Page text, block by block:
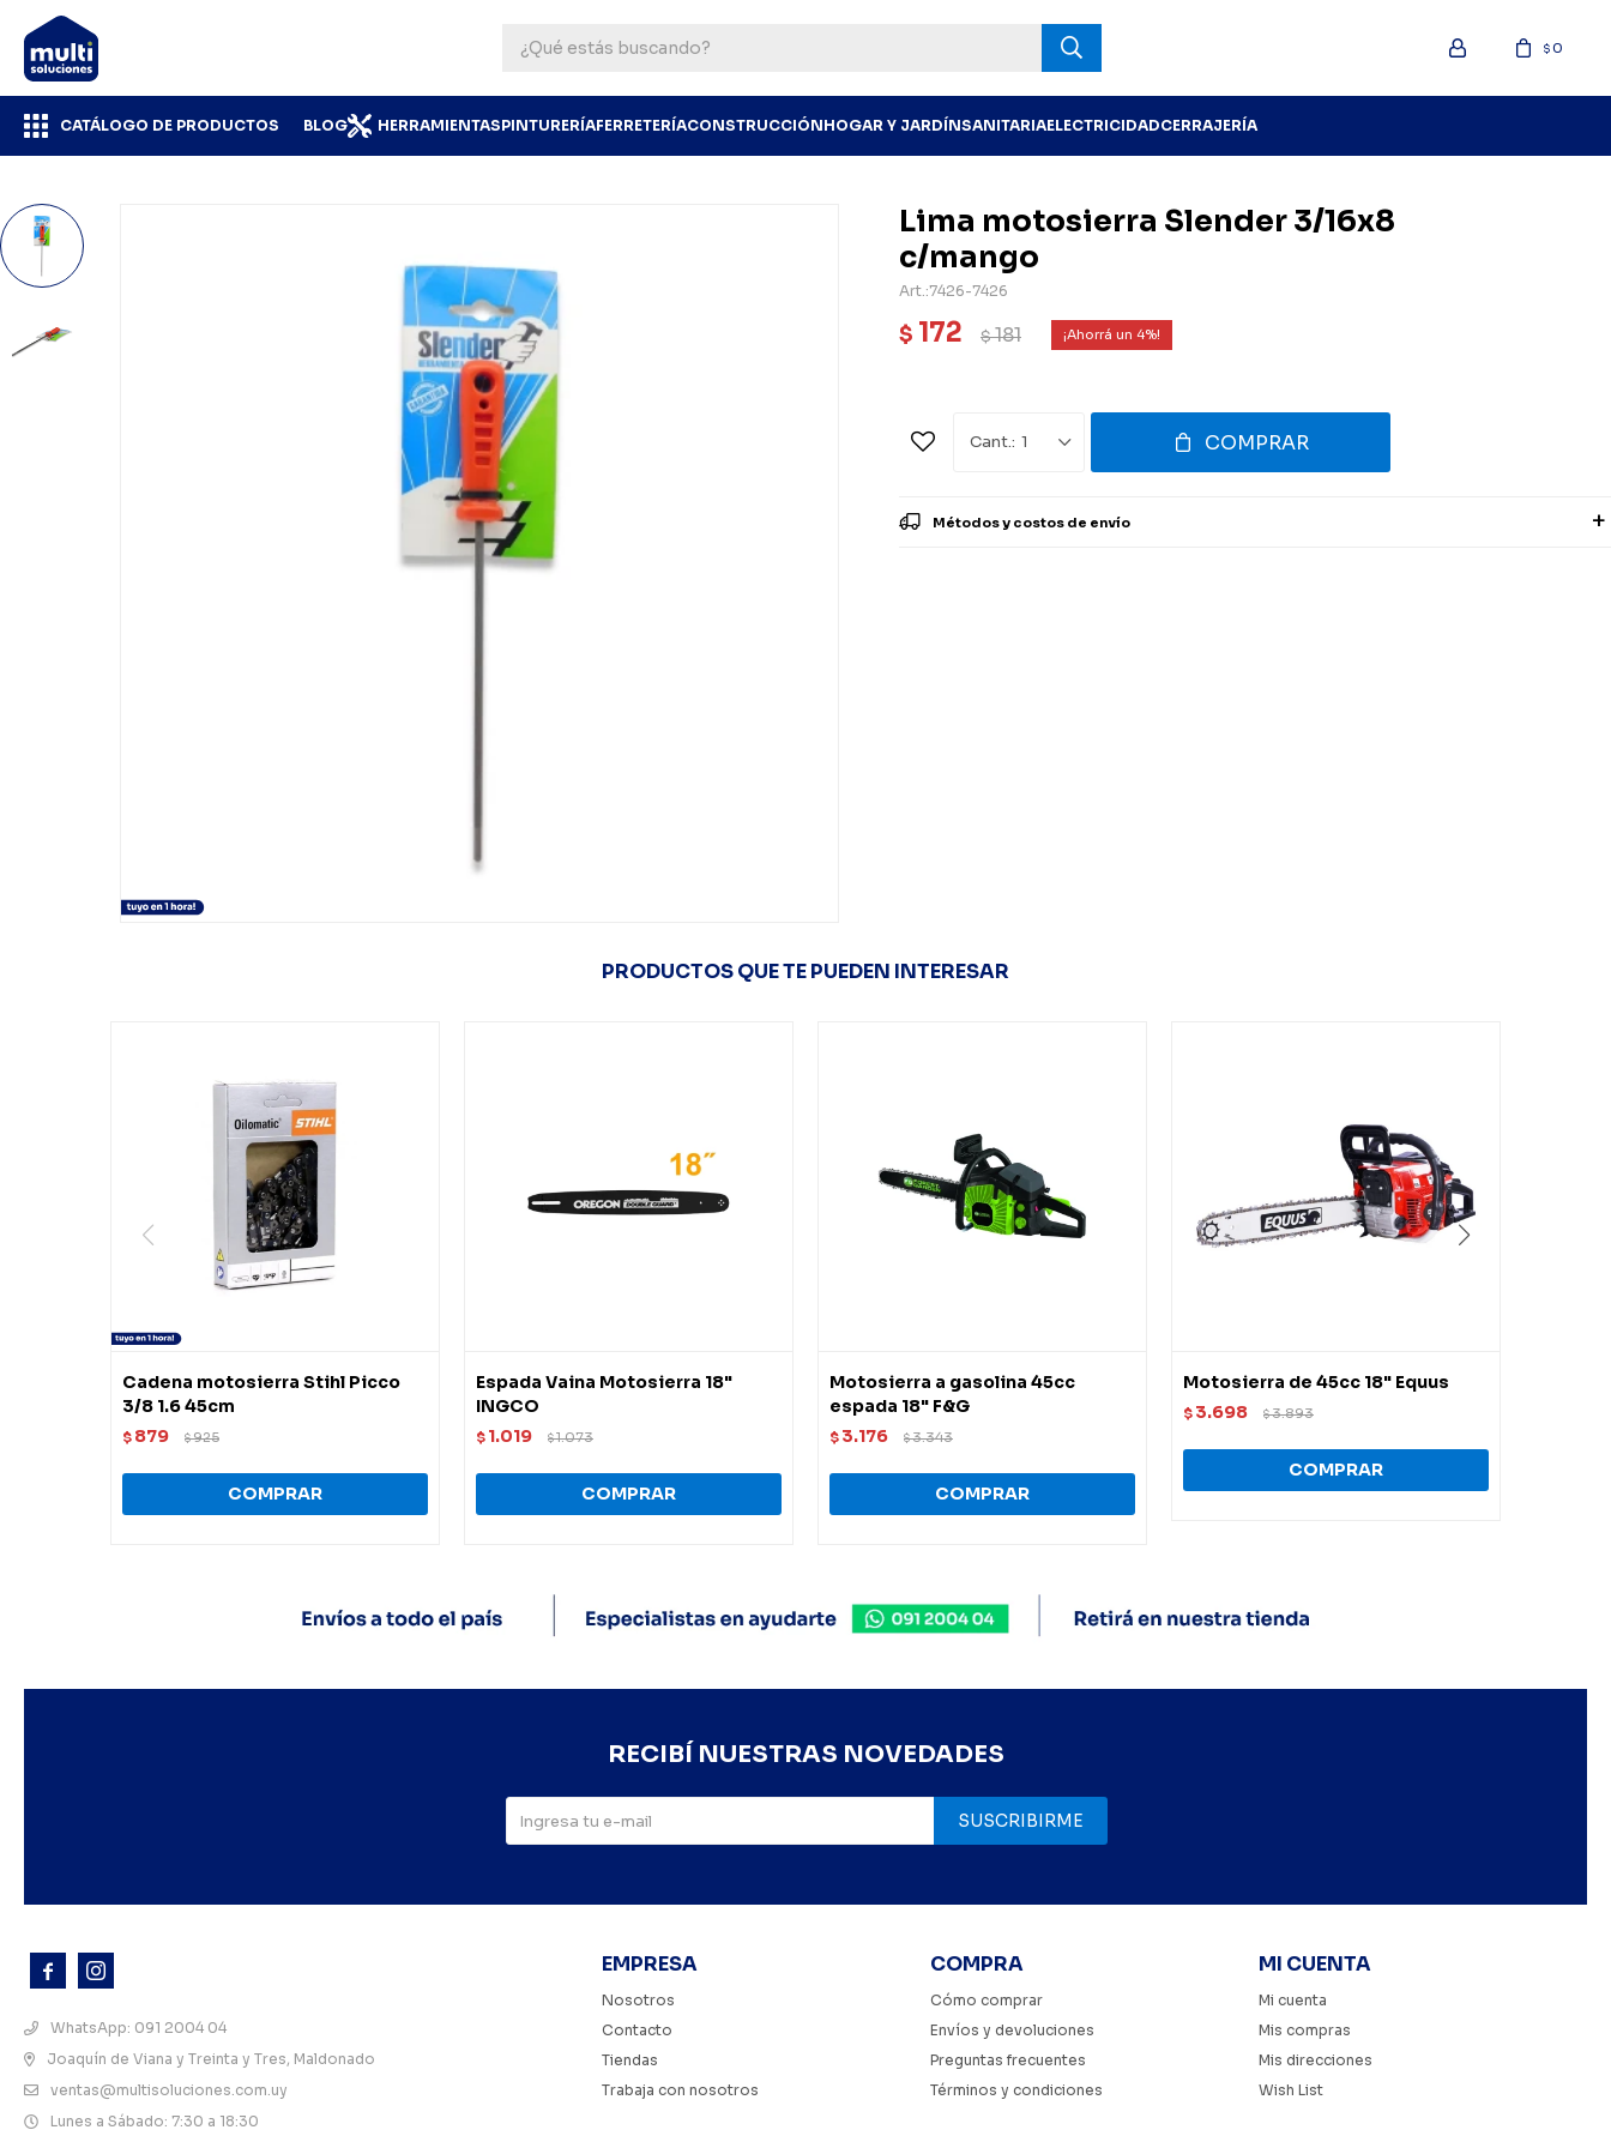
CATÁLOGO DE PRODUCTOS BLOG HERRAMIENTASPINTURERÍAFERRETERÍACONSTRUCCIÓNHOGAR Y JARDÍNSANITARIAELECTRICIDADCERRAJERÍA
$0
Lima motosierra Slender 3/16x8
c/mango
7426-7426
$ 172 $181 4
1 COMPRAR
Métodos y costos de envío
PRODUCTOS QUE TE PUEDEN INTERESAR
Cadena motosierra Stihl Picco
3/8 1.6 45cm
$ 879 $925
Espada Vaina Motosierra 18"
INGCO
$ 1.019 $1.073
Motosierra a gasolina 45cc
espada 18" F&G
$ 3.176 $3.343
Motosierra de 45cc 18" Equus
$ 3.698 $3.893
 
WhatsApp: 091 2004 04
Joaquín de Viana y Treinta y Tres, Maldonado
ventas@multisoluciones.com.uy
Lunes a Sábado: 7:30 a 18:30
EMPRESA
Nosotros
Contacto
Tiendas
Trabaja con nosotros
COMPRA
Cómo comprar
Envíos y devoluciones
Preguntas frecuentes
Términos y condiciones
MI CUENTA
Mi cuenta
Mis compras
Mis direcciones
Wish List
RECIBÍ NUESTRAS NOVEDADES
SUSCRIBIRME